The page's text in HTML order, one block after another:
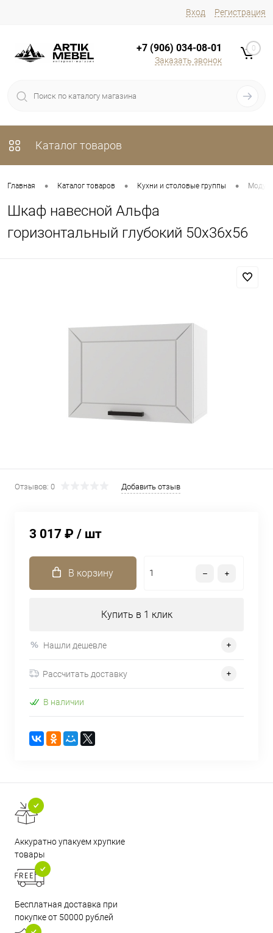
Вход Регистрация
+7 (906) 034-08-01
Заказать звонок
0
Каталог товаров
Главная • Каталог товаров • Кухни и столовые группы •
Шкаф навесной Альфа
горизонтальный глубокий 50х36х56
Отзывов: 0 Добавить отзыв
3 017 ₽ / шт
В корзину
Купить в 1 клик
Нашли дешевле
Рассчитать доставку
В наличии
Аккуратно упакуем хрупкие
товары
Бесплатная доставка при
покупке от 50000 рублей